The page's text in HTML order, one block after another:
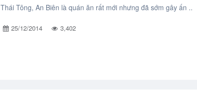
Thái Tông, An Biên là quán ăn rất mới nhưng đã sớm gây ấn ..
25/12/2014 3,402